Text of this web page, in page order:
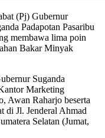
(Pj) Gubernur
Padapotan Pasaribu
membawa lima poin
Bakar Minyak
Suganda
Marketing
Awan Raharjo beserta
di Jl. Jenderal Ahmad
Selatan (Jumat,